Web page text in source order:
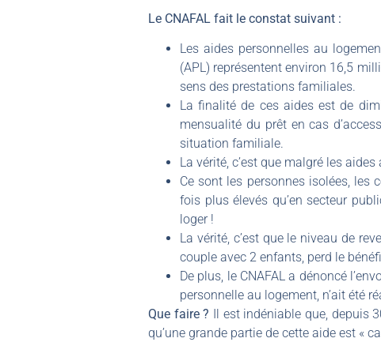
Le CNAFAL fait le constat suivant :
Les aides personnelles au
(APL) représentent environ 16,5
sens des prestations familiales.
La finalité de ces aides est de
mensualité du prêt en cas
situation familiale.
La vérité, c’est que malgré les
Ce sont les personnes isolées, les
fois plus élevés qu’en secteur
loger !
La vérité, c’est que le niveau de
couple avec 2 enfants, perd le
De plus, le CNAFAL a dénoncé
personnelle au logement, n’ait été
Que faire ? Il est indéniable que, depuis
qu’une grande partie de cette aide est «